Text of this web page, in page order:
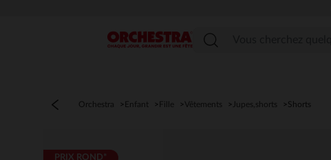
Menu
Orchestra Enfant Fille Vêtements Jupes,shorts Shorts
PRIX ROND*